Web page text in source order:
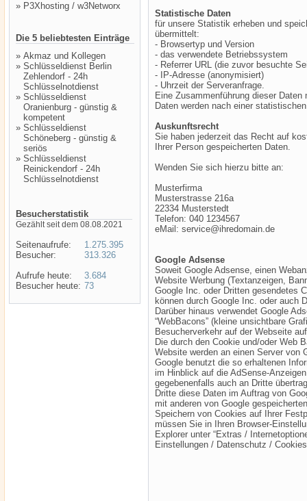
» P3Xhosting / w3Networx
Die 5 beliebtesten Einträge
» Akmaz und Kollegen
» Schlüsseldienst Berlin
Zehlendorf - 24h
Schlüsselnotdienst
» Schlüsseldienst
Oranienburg - günstig &
kompetent
» Schlüsseldienst
Schöneberg - günstig &
seriös
» Schlüsseldienst
Reinickendorf - 24h
Schlüsselnotdienst
Besucherstatistik
Gezählt seit dem 08.08.2021
Seitenaufrufe:
Besucher:
Aufrufe heute:
Besucher heute:
1.275.395
313.326
3.684
73
Statistische Daten
für unsere Statistik erheben und
übermittelt:
- Browsertyp und Version
- das verwendete Betriebssystem
- Referrer URL (die zuvor besuchte
- IP-Adresse (anonymisiert)
- Uhrzeit der Serveranfrage.
Eine Zusammenführung dieser
Daten werden nach einer
Auskunftsrecht
Sie haben jederzeit das Recht auf
Ihrer Person gespeicherten Daten.
Wenden Sie sich hierzu bitte an:
Musterfirma
Musterstrasse 216a
22334 Musterstedt
Telefon: 040 1234567
eMail: service@ihredomain.de
Google Adsense
Soweit Google Adsense, einen
Website Werbung (Textanzeigen,
Google Inc. oder Dritten gesendetes
können durch Google Inc. oder auch
Darüber hinaus verwendet Google
“WebBacons” (kleine unsichtbare
Besucherverkehr auf der Webseite
Die durch den Cookie und/oder Web
Website werden an einen Server von
Google benutzt die so erhaltenen
im Hinblick auf die AdSense-
gegebenenfalls auch an Dritte
Dritte diese Daten im Auftrag von
mit anderen von Google
Speichern von Cookies auf Ihrer
müssen Sie in Ihren Browser-
Explorer unter “Extras /
Einstellungen / Datenschutz /